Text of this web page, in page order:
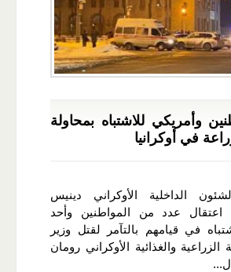
وأمريكي للاشتباه بمحاولة
في أوكرانيا
الداخلية الأوكراني دينيس
اعتقال عدد من المواطنين وأحد
في قيامهم بالتآمر لقتل وزير
والغذائية الأوكراني رومان